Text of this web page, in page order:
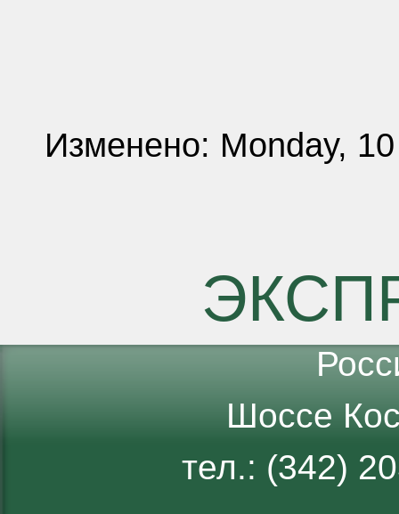
Изменено: Monday,
Шоссе
тел.: (342)